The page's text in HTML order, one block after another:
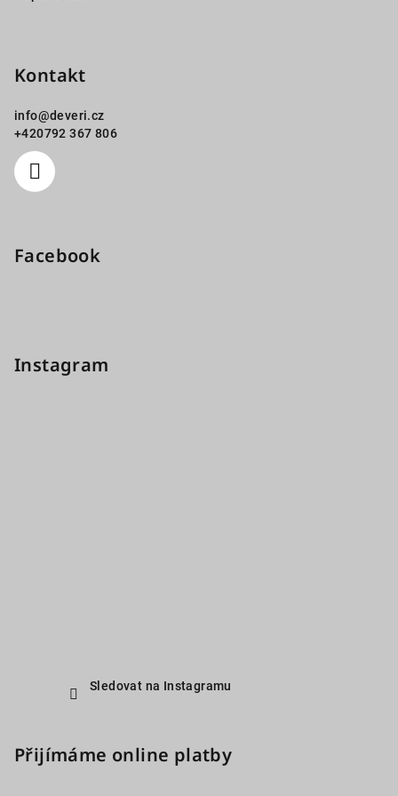
Kontakt
info@deveri.cz
+420792 367 806
Facebook
Instagram
Sledovat na Instagramu
Přijímáme online platby